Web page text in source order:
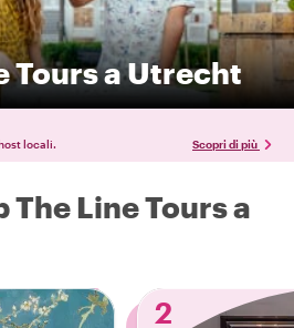
Tours a Utrecht
locali. Scopri di più
The Line Tours a
2